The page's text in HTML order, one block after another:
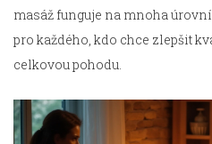
masáž funguje na mnoha
pro každého, kdo chce zlepšit
celkovou pohodu.